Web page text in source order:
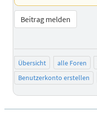
Beitrag melden
Übersicht alle Foren
Benutzerkonto erstellen